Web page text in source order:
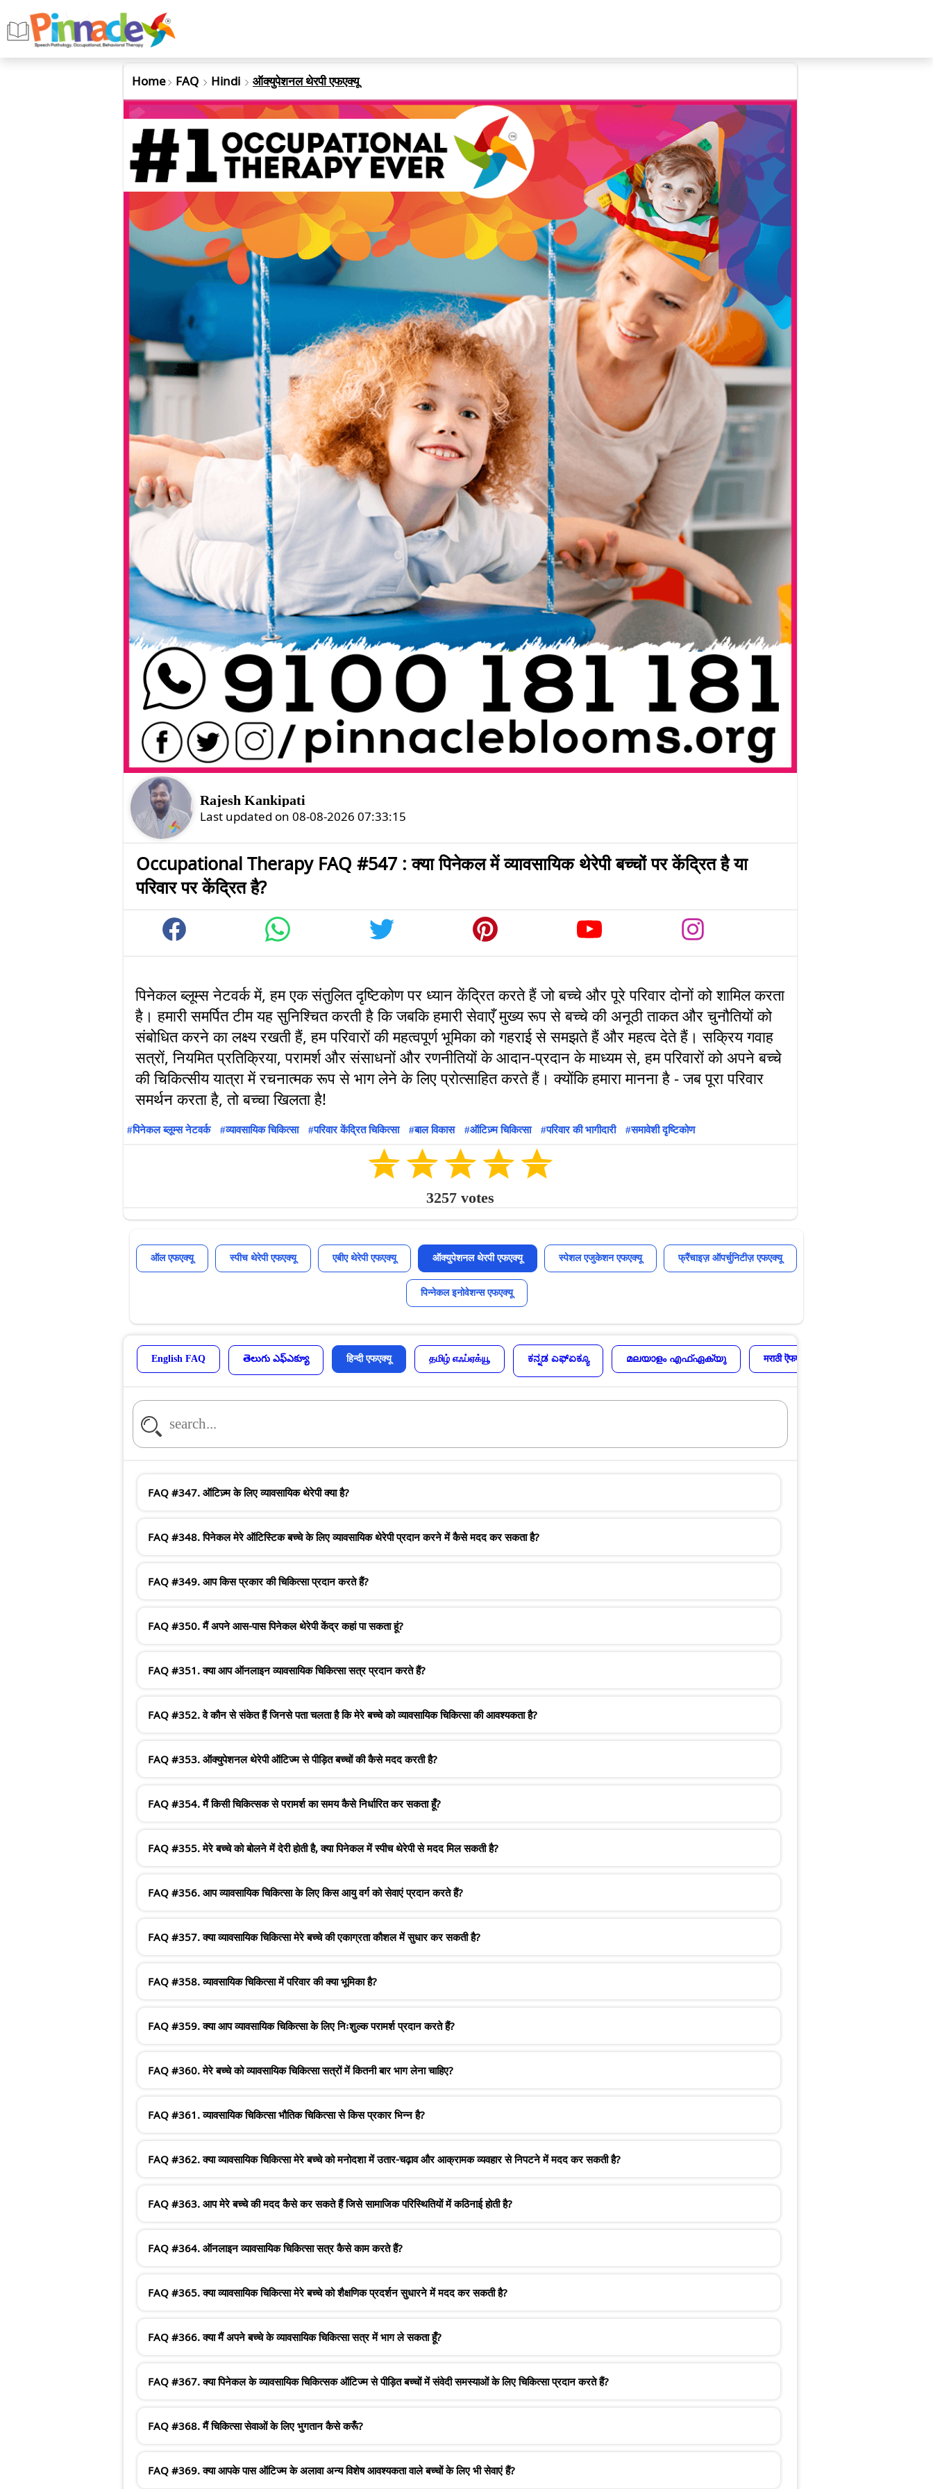
Home FAQ Hindi ऑक्युपेशनल थेरपी एफएक्यू
Rajesh Kankipati
Last updated on 08-08-2026 07:33:15
Occupational Therapy FAQ #547 : क्या पिनेकल में व्यावसायिक थेरेपी बच्चों पर केंद्रित है या
परिवार पर केंद्रित है?
पिनेकल ब्लूम्स नेटवर्क में, हम एक संतुलित दृष्टिकोण पर ध्यान केंद्रित करते हैं जो बच्चे और पूरे परिवार दोनों को शामिल करता
है। हमारी समर्पित टीम यह सुनिश्चित करती है कि जबकि हमारी सेवाएँ मुख्य रूप से बच्चे की अनूठी ताकत और चुनौतियों को
संबोधित करने का लक्ष्य रखती हैं, हम परिवारों की महत्वपूर्ण भूमिका को गहराई से समझते हैं और महत्व देते हैं। सक्रिय गवाह
सत्रों, नियमित प्रतिक्रिया, परामर्श और संसाधनों और रणनीतियों के आदान-प्रदान के माध्यम से, हम परिवारों को अपने बच्चे
की चिकित्सीय यात्रा में रचनात्मक रूप से भाग लेने के लिए प्रोत्साहित करते हैं। क्योंकि हमारा मानना है - जब पूरा परिवार
पिनेकल ब्लूम्स नेटवर्क व्यावसायिक चिकित्सा परिवार केंद्रित चिकित्सा बाल विकास ऑटिज़्म चिकित्सा परिवार की भागीदारी समावेशी दृष्टिकोण
3257 votes
ऑल एफएक्यू स्पीच थेरेपी एफएक्यू एबीए थेरेपी एफएक्यू ऑक्युपेशनल थेरपी एफएक्यू स्पेशल एजुकेशन एफएक्यू फ्रैंचाइज़ ऑपर्चुनिटीज़ एफएक्यू
पिन्नेकल इनोवेशन्स एफएक्यू
English FAQ తెలుగు ఎఫ్ఎక్యూ हिन्दी एफएक्यू தமிழ் எஃப்ஏக்யூ ಕನ್ನಡ ಎಫ್ಏಕ್ಯೂ മലയാളം എഫ്ഏക്യു मराठी ऎफएक्यू
FAQ #347. ऑटिज़्म के लिए व्यावसायिक थेरेपी क्या है?
FAQ #348. पिनेकल मेरे ऑटिस्टिक बच्चे के लिए व्यावसायिक थेरेपी प्रदान करने में कैसे मदद कर सकता है?
FAQ #349. आप किस प्रकार की चिकित्सा प्रदान करते हैं?
FAQ #350. मैं अपने आस-पास पिनेकल थेरेपी केंद्र कहां पा सकता हूं?
FAQ #351. क्या आप ऑनलाइन व्यावसायिक चिकित्सा सत्र प्रदान करते हैं?
FAQ #352. वे कौन से संकेत हैं जिनसे पता चलता है कि मेरे बच्चे को व्यावसायिक चिकित्सा की आवश्यकता है?
FAQ #353. ऑक्युपेशनल थेरेपी ऑटिज्म से पीड़ित बच्चों की कैसे मदद करती है?
FAQ #354. मैं किसी चिकित्सक से परामर्श का समय कैसे निर्धारित कर सकता हूँ?
FAQ #355. मेरे बच्चे को बोलने में देरी होती है, क्या पिनेकल में स्पीच थेरेपी से मदद मिल सकती है?
FAQ #356. आप व्यावसायिक चिकित्सा के लिए किस आयु वर्ग को सेवाएं प्रदान करते हैं?
FAQ #357. क्या व्यावसायिक चिकित्सा मेरे बच्चे की एकाग्रता कौशल में सुधार कर सकती है?
FAQ #358. व्यावसायिक चिकित्सा में परिवार की क्या भूमिका है?
FAQ #359. क्या आप व्यावसायिक चिकित्सा के लिए निःशुल्क परामर्श प्रदान करते हैं?
FAQ #360. मेरे बच्चे को व्यावसायिक चिकित्सा सत्रों में कितनी बार भाग लेना चाहिए?
FAQ #361. व्यावसायिक चिकित्सा भौतिक चिकित्सा से किस प्रकार भिन्न है?
FAQ #362. क्या व्यावसायिक चिकित्सा मेरे बच्चे को मनोदशा में उतार-चढ़ाव और आक्रामक व्यवहार से निपटने में मदद कर सकती है?
FAQ #363. आप मेरे बच्चे की मदद कैसे कर सकते हैं जिसे सामाजिक परिस्थितियों में कठिनाई होती है?
FAQ #364. ऑनलाइन व्यावसायिक चिकित्सा सत्र कैसे काम करते हैं?
FAQ #365. क्या व्यावसायिक चिकित्सा मेरे बच्चे को शैक्षणिक प्रदर्शन सुधारने में मदद कर सकती है?
FAQ #366. क्या मैं अपने बच्चे के व्यावसायिक चिकित्सा सत्र में भाग ले सकता हूँ?
FAQ #367. क्या पिनेकल के व्यावसायिक चिकित्सक ऑटिज्म से पीड़ित बच्चों में संवेदी समस्याओं के लिए चिकित्सा प्रदान करते हैं?
FAQ #368. मैं चिकित्सा सेवाओं के लिए भुगतान कैसे करूँ?
FAQ #369. क्या आपके पास ऑटिज्म के अलावा अन्य विशेष आवश्यकता वाले बच्चों के लिए भी सेवाएं हैं?